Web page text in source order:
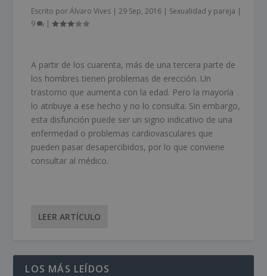
Escrito porÁlvaro Vives |29 Sep, 2016 | Sexualidad y pareja |
9
|
A partir de los cuarenta, más de una tercera parte de
los hombres tienen problemas de erección. Un
trastorno que aumenta con la edad. Pero la mayoría
lo atribuye a ese hecho y no lo consulta. Sin embargo,
esta disfunción puede ser un signo indicativo de una
enfermedad o problemas cardiovasculares que
pueden pasar desapercibidos, por lo que conviene
consultar al médico.
LEER ARTÍCULO
LOS MÁS LEÍDOS